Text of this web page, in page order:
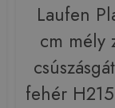
Laufen
cm mély
fehér